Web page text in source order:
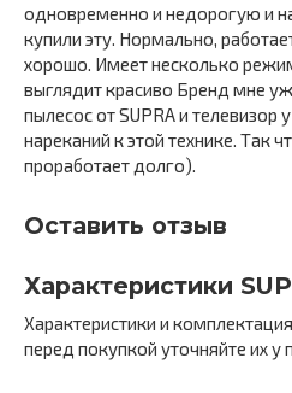
одновременно и недорогую и
купили эту. Нормально,
хорошо. Имеет несколько
выглядит красиво Бренд мне
пылесос от SUPRA и телевизор
нареканий к этой технике. Так
проработает долго).
Оставить отзыв
Характеристики
Характеристики и
перед покупкой уточняйте их у